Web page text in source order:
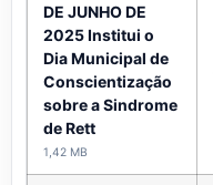
DE JUNHO DE
2025 Institui o
Dia Municipal de
Conscientização
sobre a Sindrome
de Rett
1,42 MB